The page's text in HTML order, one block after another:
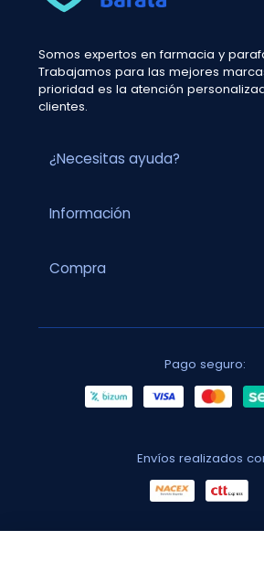
Somos expertos en farmacia y
Trabajamos para las mejores
prioridad es la atención
clientes.
¿Necesitas ayuda?
Información
Compra
Pago seguro:
Envíos realizados